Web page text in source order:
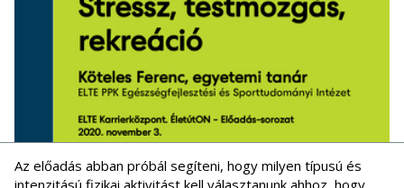
Az előadás abban próbál segíteni, hogy milyen típusú és